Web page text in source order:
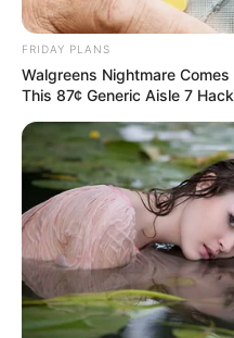
FRIDAY PLANS
Walgreens Nightmare
This 87¢ Generic Aisle 7 Hack